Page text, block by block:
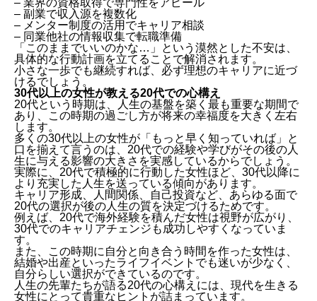
– 副業で収入源を複数化
– メンター制度の活用でキャリア相談
– 同業他社の情報収集で転職準備
「このままでいいのかな…」という漠然とした不安は、
具体的な行動計画を立てることで解消されます。
小さな一歩でも継続すれば、必ず理想のキャリアに近づ
けるでしょう。
30代以上の女性が教える20代での心構え
20代という時期は、人生の基盤を築く最も重要な期間で
あり、この時期の過ごし方が将来の幸福度を大きく左右
します。
多くの30代以上の女性が「もっと早く知っていれば」と
口を揃えて言うのは、20代での経験や学びがその後の人
生に与える影響の大きさを実感しているからでしょう。
実際に、20代で積極的に行動した女性ほど、30代以降に
より充実した人生を送っている傾向があります。
キャリア形成、人間関係、自己投資など、あらゆる面で
20代の選択が後の人生の質を決定づけるためです。
例えば、20代で海外経験を積んだ女性は視野が広がり、
30代でのキャリアチェンジも成功しやすくなっていま
す。
また、この時期に自分と向き合う時間を作った女性は、
結婚や出産といったライフイベントでも迷いが少なく、
自分らしい選択ができているのです。
人生の先輩たちが語る20代の心構えには、現代を生きる
女性にとって貴重なヒントが詰まっています。